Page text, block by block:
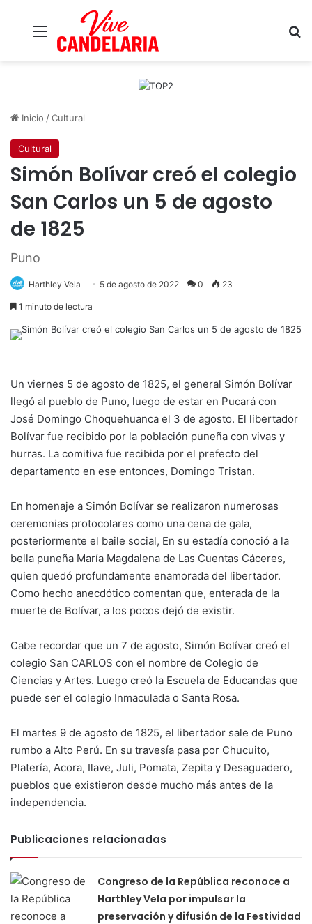
Inicio /Cultural
Cultural
Simón Bolívar creó el colegio
San Carlos un 5 de agosto
de 1825
Puno
Harthley Vela 5 de agosto de 2022 0 23
1 minuto de lectura
Un viernes 5 de agosto de 1825, el general Simón Bolívar
llegó al pueblo de Puno, luego de estar en Pucará con
José Domingo Choquehuanca el 3 de agosto. El libertador
Bolívar fue recibido por la población puneña con vivas y
hurras. La comitiva fue recibida por el prefecto del
departamento en ese entonces, Domingo Tristan.
En homenaje a Simón Bolívar se realizaron numerosas
ceremonias protocolares como una cena de gala,
posteriormente el baile social, En su estadía conoció a la
bella puneña María Magdalena de Las Cuentas Cáceres,
quien quedó profundamente enamorada del libertador.
Como hecho anecdótico comentan que, enterada de la
muerte de Bolívar, a los pocos dejó de existir.
Cabe recordar que un 7 de agosto, Simón Bolívar creó el
colegio San CARLOS con el nombre de Colegio de
Ciencias y Artes. Luego creó la Escuela de Educandas que
puede ser el colegio Inmaculada o Santa Rosa.
El martes 9 de agosto de 1825, el libertador sale de Puno
rumbo a Alto Perú. En su travesía pasa por Chucuito,
Platería, Acora, Ilave, Juli, Pomata, Zepita y Desaguadero,
pueblos que existieron desde mucho más antes de la
independencia.
Publicaciones relacionadas
Congreso de la República reconoce a
Harthley Vela por impulsar la
preservación y difusión de la Festividad